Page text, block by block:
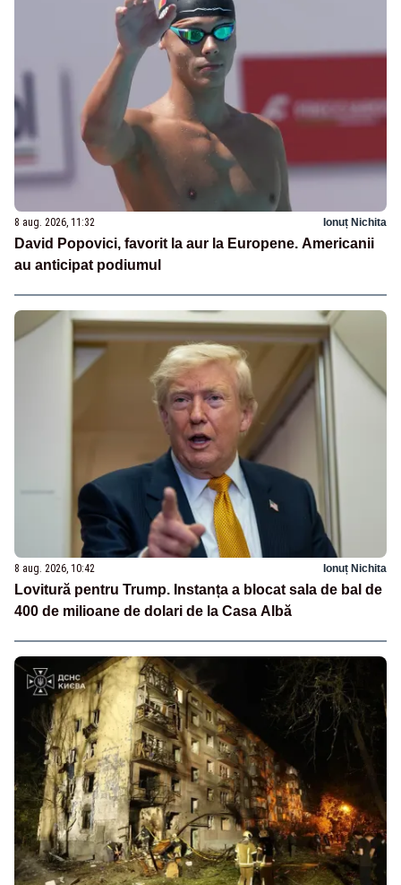
8 aug. 2026, 11:32 Ionuț Nichita
David Popovici, favorit la aur la Europene. Americanii
au anticipat podiumul
8 aug. 2026, 10:42 Ionuț Nichita
Lovitură pentru Trump. Instanța a blocat sala de bal de
400 de milioane de dolari de la Casa Albă